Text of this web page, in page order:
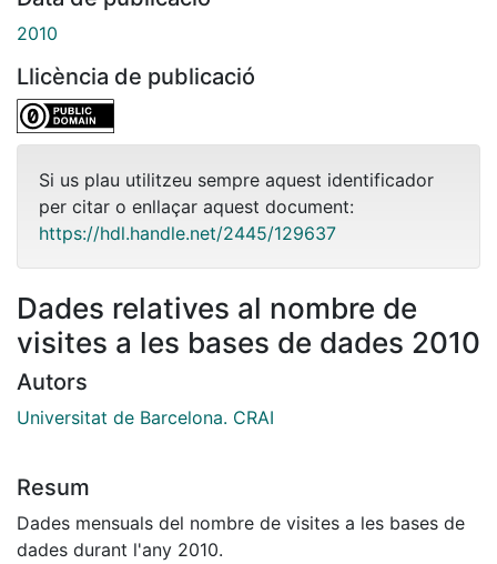
2010
Llicència de publicació
Si us plau utilitzeu sempre aquest identificador
per citar o enllaçar aquest document:
https://hdl.handle.net/2445/129637
Dades relatives al nombre de
visites a les bases de dades 2010
Autors
Universitat de Barcelona. CRAI
Resum
Dades mensuals del nombre de visites a les bases de
dades durant l'any 2010.